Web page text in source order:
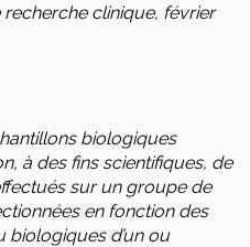
recherche clinique, février
biologiques
à des fins scientifiques, de
sur un groupe de
en fonction des
biologiques d’un ou